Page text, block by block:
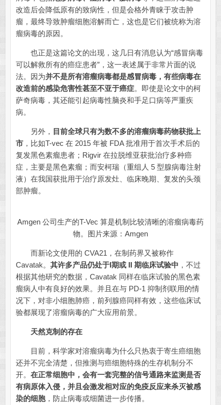
改造后会降低原有的致病性，但是会格外青睐于攻击肿
瘤，最终导致肿瘤细胞溶解而亡，这也是它们被统称为溶
瘤病毒的原因。
也正是这篇论文的出现，这几日有消息认为“感冒病毒
可以解救所有的癌症患者”，这一表述属于非常片面的说
法。因为并不是所有溶瘤病毒都是感冒病毒，有些病毒在
改造前的感染危害性甚至不亚于癌症。即使是论文中的柯
萨奇病毒，其还能引起病毒性脑炎和手足口病等严重疾
病。
另外， 目前全球只有为数不多的溶瘤病毒药物获批上
市，比如T-vec 在 2015 年被 FDA 批准用于首次手术后的
复发黑色素瘤患者；Rigvir 在拉脱维亚获批治疗多种癌
症，主要是黑色素瘤；而安柯瑞（重组人 5 型腺病毒注射
液）在我国获批用于治疗原发灶、临床晚期、复发的头颈
部肿瘤。
Amgen 公司生产的T-Vec 算是机制比较清晰的溶瘤病毒药
物。图片来源：Amgen
而新论文使用的 CVA21，在制药界又被称作
Cavatak。 其许多产品仍处于I期或 II 期临床试验中 ，不过
根据其他研究的数据，Cavatak 同样在临床试验的黑色素
瘤病人中有良好的效果。并且在与 PD-1 抑制剂联用的情
况下，对非小细胞肺癌，前列腺癌同样有效，这些临床试
验都展现了溶瘤病毒的广大应用前景。
天然克制的存在
目前，科学家对溶瘤病毒为什么只热衷于寄生癌细胞
还并不完全清楚，但推测与癌细胞特殊的生存机制分不
开。 在正常细胞中，会有一套完整的信号通路来监测是否
有病原体入侵，并且会激发相对应的免疫反应来杀灭被感
染的细胞，防止病毒或细菌进一步传播。